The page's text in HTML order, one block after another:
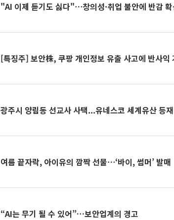
"AI 이제 듣기도 싫다"⋯창의성·취업 불안에 반감
[특징주] 보안株, 쿠팡 개인정보 유출 사고에 반사익
광주시 양림동 선교사 사택...유네스코 세계유산 등
여름 끝자락, 아이유의 깜짝 선물⋯‘바이, 썸머’ 발매
“AI는 무기 될 수 있어”…보안업계의 경고